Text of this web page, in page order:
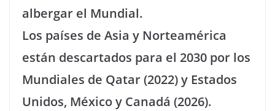
albergar el Mundial.
Los países de Asia y Norteamérica
están descartados para el 2030 por los
Mundiales de Qatar (2022) y Estados
Unidos, México y Canadá (2026).